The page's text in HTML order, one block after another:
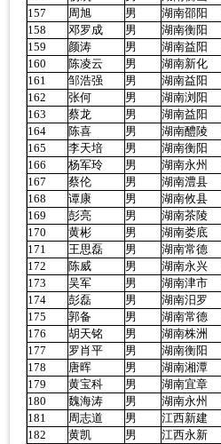
157
周旭 男 湖南邵阳
158
邓罗成 男 湖南衡阳
159
颜涛 男 湖南益阳
160
陈凌云 男 湖南新化
161
邹浩强 男 湖南益阳
162
张何 男 湖南浏阳
163
蔡龙 男 湖南益阳
164
陈喜 男 湖南醴陵
165
李天培 男 湖南衡阳
166
杨军玲 男 湖南永州
167
蔡伦 男 湖南澧县
168
谭康 男 湖南攸县
169
彭亮 男 湖南茶陵
170
黄彬 男 湖南娄底
171
王思磊 男 湖南常德
172
陈威 男 湖南永兴
173
吴军 男 湖南津市
174
彭磊 男 湖南汨罗
175
郭备 男 湖南常德
176
胡天铭 男 湖南株洲
177
罗肖平 男 湖南衡阳
178
唐晖 男 湖南湘潭
179
黄宝科 男 湖南宜章
180
魏海涛 男 湖南永州
181
周志道 男 江西新建
182
黄凯 男 江西永新